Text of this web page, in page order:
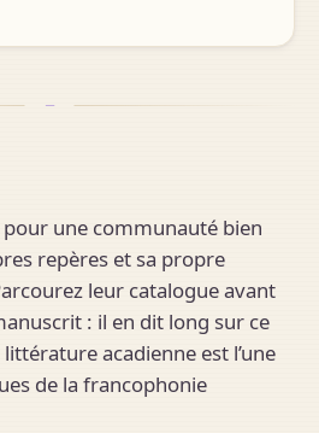
une communauté bien
repères et sa propre
leur catalogue avant
: il en dit long sur ce
acadienne est l’une
de la francophonie